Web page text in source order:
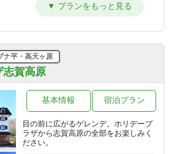
動きたい人にオススメの夕食付きプラ
9,350円/人/泊 ～
■【１泊朝食】遅いご到着でも安心♪２
４時までチェックイン可能の朝食付き
プラン♪
1泊2食付き
8,800円/人/泊 ～
■【１泊素泊り】お食事はつかない分
とってもお得♪アクティブに動きたい
志賀高原
ナ平・高天ヶ原
目の前に広がるゲレンデ。ホリデープ
ラザから志賀高原の全部をお楽しみく
ださい。
基本情報 宿泊プラン